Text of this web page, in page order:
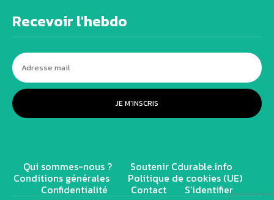
Recevoir l'hebdo
JE M'INSCRIS
Qui sommes-nous ? Soutenir Cdurable.info
Conditions générales Politique de cookies (UE)
Confidentialité Contact S’identifier